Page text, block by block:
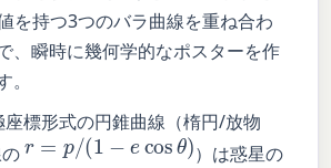
を持つ3つのバラ曲線を重ね合わ
、瞬時に幾何学的なポスターを作
座標形式の円錐曲線（楕円/放物
の
r=p/(1−ecosθ)
）は惑星の